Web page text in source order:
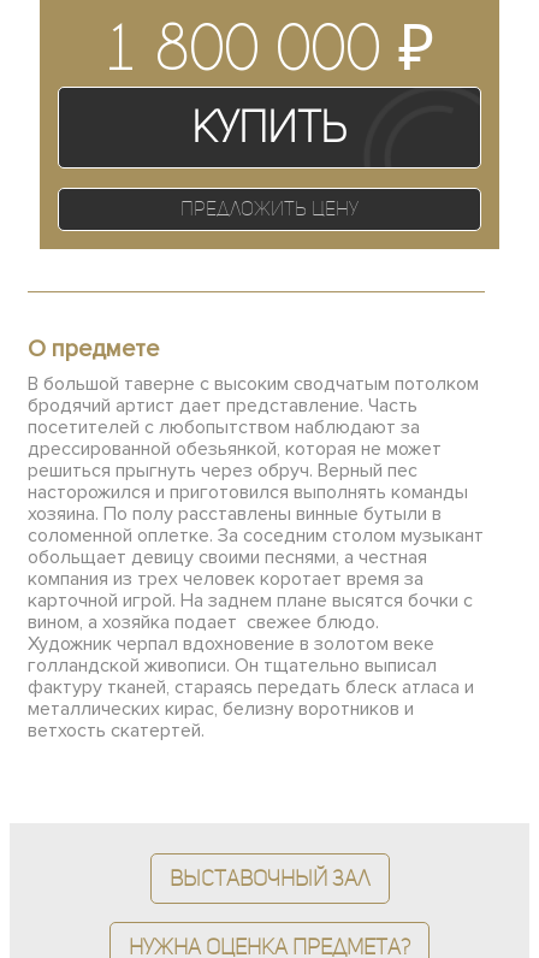
1 800 000₽
Купить
Предложить цену
О предмете
В большой таверне с высоким сводчатым потолком
бродячий артист дает представление. Часть
посетителей с любопытством наблюдают за
дрессированной обезьянкой, которая не может
решиться прыгнуть через обруч. Верный пес
насторожился и приготовился выполнять команды
хозяина. По полу расставлены винные бутыли в
соломенной оплетке. За соседним столом музыкант
обольщает девицу своими песнями, а честная
компания из трех человек коротает время за
карточной игрой. На заднем плане высятся бочки с
вином, а хозяйка подает свежее блюдо.
Художник черпал вдохновение в золотом веке
голландской живописи. Он тщательно выписал
фактуру тканей, стараясь передать блеск атласа и
металлических кирас, белизну воротников и
ветхость скатертей.
Выставочный зал
Нужна оценка предмета?